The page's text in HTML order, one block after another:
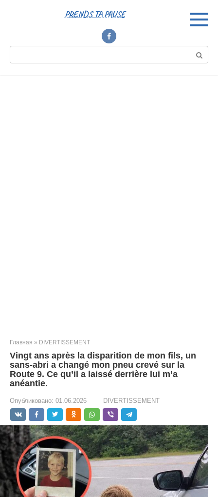
PRENDS TA PAUSE
Главная » DIVERTISSEMENT
Vingt ans après la disparition de mon fils, un
sans-abri a changé mon pneu crevé sur la
Route 9. Ce qu’il a laissé derrière lui m’a
anéantie.
Опубликовано: 01.06.2026 DIVERTISSEMENT